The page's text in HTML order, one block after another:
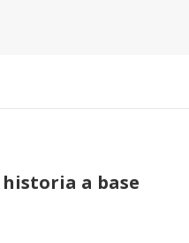
historia a base